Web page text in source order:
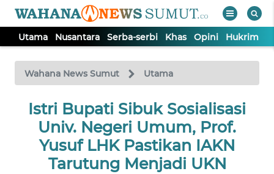
Utama Nusantara Serba-serbi Khas Opini Hukrim
Wahana News Sumut Utama
Istri Bupati Sibuk Sosialisasi
Univ. Negeri Umum, Prof.
Yusuf LHK Pastikan IAKN
Tarutung Menjadi UKN
TV
Tutup
UTAMA
NUSANTARA